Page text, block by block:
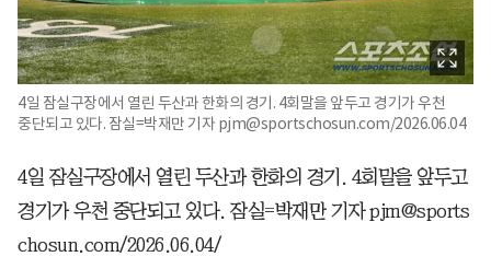
4일 잠실구장에서 열린 두산과 한화의 경기. 4회말을 앞두고 경기가 우천
중단되고 있다. 잠실=박재만 기자 pjm@sportschosun.com/2026.06.04
4일 잠실구장에서 열린 두산과 한화의 경기. 4회말을 앞두고
경기가 우천 중단되고 있다. 잠실=박재만 기자 pjm@sports
chosun.com/2026.06.04/